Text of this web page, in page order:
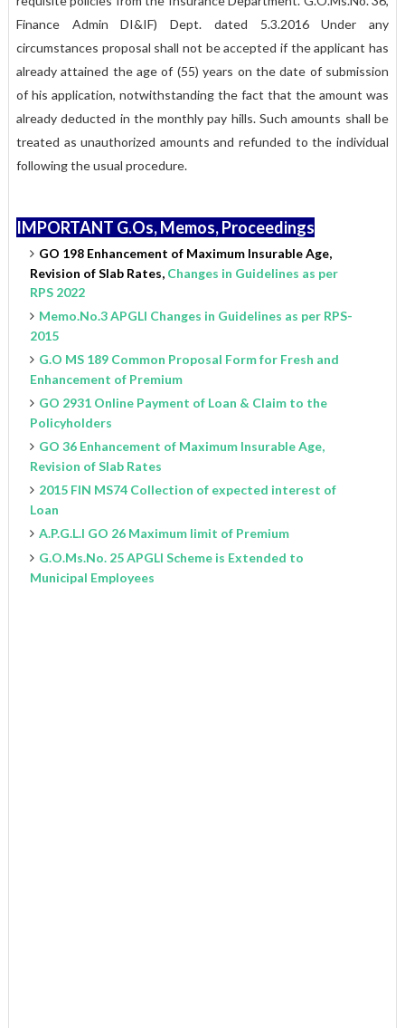
Finance Admin DI&IF) Dept. dated 5.3.2016Under any
circumstances proposal shall not be accepted if the applicant has
already attained the age of (55) years on the date of submission
of his application, notwithstanding the fact that the amount was
already deducted in the monthly pay hills. Such amounts shall be
treated as unauthorized amounts and refunded to the individual
following the usual procedure.
IMPORTANT G.Os, Memos, Proceedings
GO 198 Enhancement of Maximum Insurable Age,
Revision of Slab Rates, Changes in Guidelines as per
RPS 2022
Memo.No.3 APGLI Changes in Guidelines as per RPS-
2015
G.O MS 189 Common Proposal Form for Fresh and
Enhancement of Premium
GO 2931 Online Payment of Loan & Claim to the
Policyholders
GO 36 Enhancement of Maximum Insurable Age,
Revision of Slab Rates
2015 FIN MS74 Collection of expected interest of
Loan
A.P.G.L.I GO 26 Maximum limit of Premium
G.O.Ms.No. 25 APGLI Scheme is Extended to
Municipal Employees